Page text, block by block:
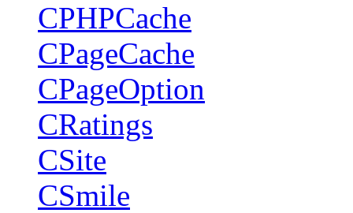
CPHPCache
CPageCache
CPageOption
CRatings
CSite
CSmile